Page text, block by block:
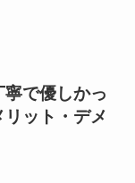
で優しかっ
ット・デメ